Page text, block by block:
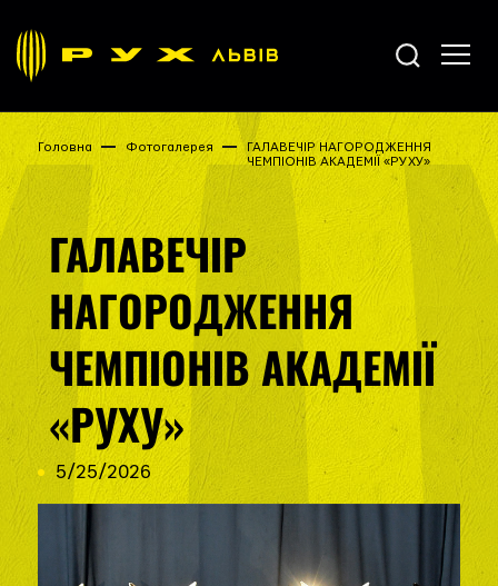
Головна Фотогалерея
ГАЛАВЕЧІР НАГОРОДЖЕННЯ
ЧЕМПІОНІВ АКАДЕМІЇ «РУХУ»
ГАЛАВЕЧІР
НАГОРОДЖЕННЯ
ЧЕМПІОНІВ АКАДЕМІЇ
«РУХУ»
5/25/2026